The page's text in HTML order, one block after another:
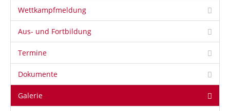
Wettkampfmeldung
Aus- und Fortbildung
Termine
Dokumente
Galerie